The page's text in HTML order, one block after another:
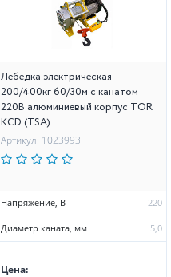
Лебедка электрическая
200/400кг 60/30м с канатом
220В алюминиевый корпус TOR
KCD (TSA)
Артикул: 1023993
Напряжение, В 220
Диаметр каната, мм 5,0
Цена: